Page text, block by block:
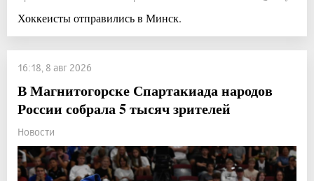
Хоккеисты отправились в Минск.
16:18, 8 авг 2026
В Магнитогорске Спартакиада народов
России собрала 5 тысяч зрителей
Новости